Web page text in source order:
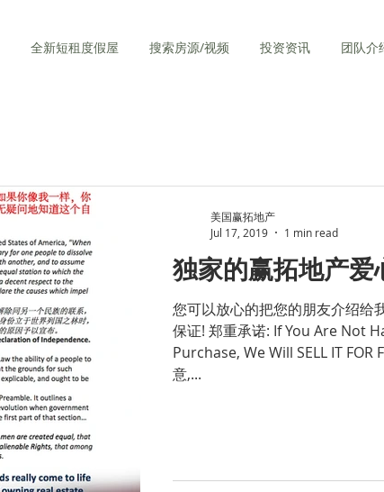
全新短租度假屋 搜索房源/视频 投资资讯 团队介
独家的赢拓地产爱
您可以放心的把您的朋友介绍给
保证! 郑重承诺: If You Are Not
Purchase, We Will SELL IT FOR
意,...
美国赢拓地产
Jul 17, 2019
1 min read